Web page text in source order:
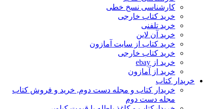
کارشناسی نسخ خطی
خرید کتاب خارجی
خرید تلفنی
خرید آن لاین
خرید کتاب از سایت آمازون
خرید کتاب خارجی
خرید از ebay
خرید از آمازون
خریدار کتاب
خریدار کتاب و مجله دست دوم, خرید و فروش کتاب
مجله دست دوم